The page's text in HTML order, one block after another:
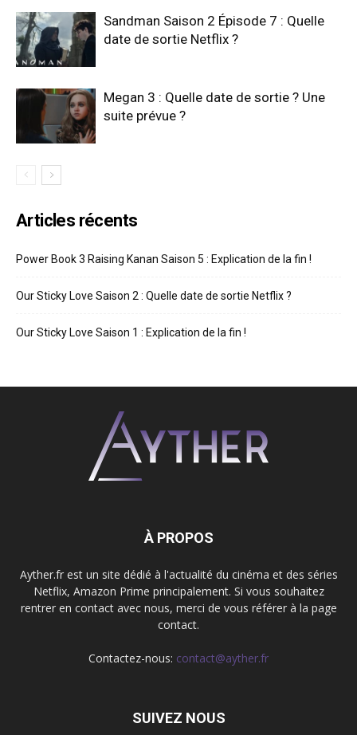
Sandman Saison 2 Épisode 7 : Quelle
date de sortie Netflix ?
Megan 3 : Quelle date de sortie ? Une
suite prévue ?
Articles récents
Power Book 3 Raising Kanan Saison 5 : Explication de la fin !
Our Sticky Love Saison 2 : Quelle date de sortie Netflix ?
Our Sticky Love Saison 1 : Explication de la fin !
À PROPOS
Ayther.fr est un site dédié à l'actualité du cinéma et des séries
Netflix, Amazon Prime principalement. Si vous souhaitez
rentrer en contact avec nous, merci de vous référer à la page
contact.
Contactez-nous: contact@ayther.fr
SUIVEZ NOUS